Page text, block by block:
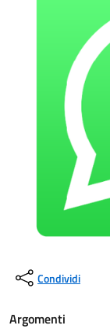
Condividi
Argomenti